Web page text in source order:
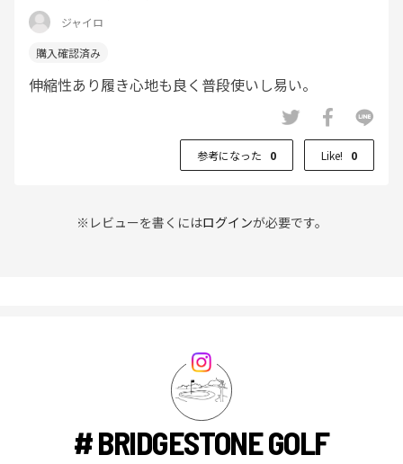
ジャイロ
伸縮性あり履き心地も良く普段使いし易い。
参考になった 0 Like! 0
※レビューを書くにはログインが必要です。
# BRIDGESTONE GOLF